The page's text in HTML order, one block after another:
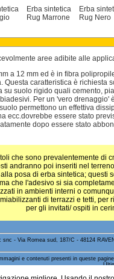
Erba sintetica
Rug Marrone
Erba
Rug Nero
aree adibite alle
a 12 mm ed è in fibra
Questa caratteristica è
su suolo rigido quali cemento,
Per un 'vero
permettono un effettiva
ecc.dovrebbe essere stato
dopo essere stato
che sono prevalentemente
andranno poi inseriti nel
posa di erba sintetica;
che l'adesivo si sia
in ambienti interni o
di terrazzi e tetti,
per gli invitati/ ospiti in
snc - Via Romea sud, 187/C - 48124
e contenuti presenti in queste
3.236.763 visite